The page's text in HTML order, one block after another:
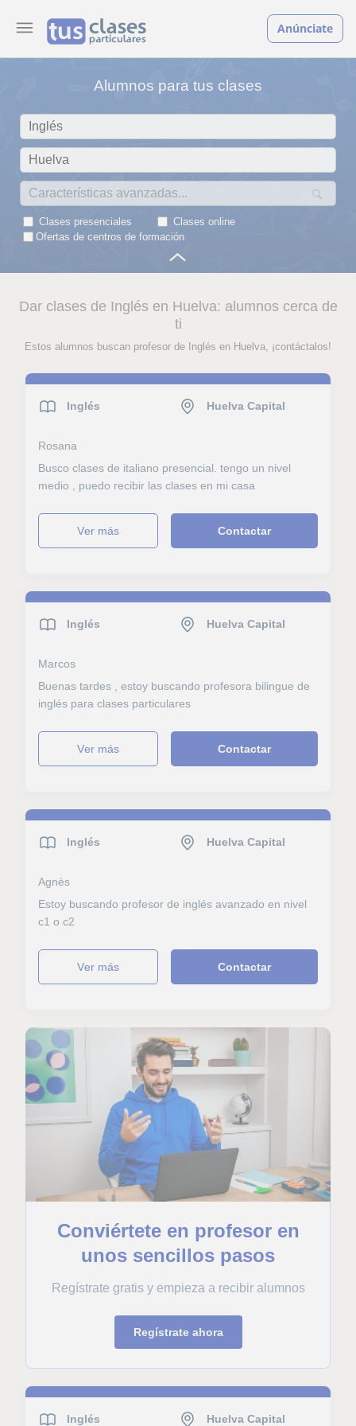
Anúnciate
Alumnos para tus clases
Clases presenciales
Clases online
Ofertas de centros de formación
Dar clases de Inglés en Huelva: alumnos cerca de
ti
Estos alumnos buscan profesor de Inglés en Huelva, ¡contáctalos!
Inglés Huelva Capital
Rosana
Busco clases de italiano presencial. tengo un nivel
medio , puedo recibir las clases en mi casa
ver más Contactar
Inglés Huelva Capital
Marcos
Buenas tardes , estoy buscando profesora bilingue de
inglés para clases particulares
ver más Contactar
Inglés Huelva Capital
Agnès
Estoy buscando profesor de inglés avanzado en nivel
c1 o c2
ver más Contactar
Conviértete en profesor en
unos sencillos pasos
Regístrate gratis y empieza a recibir alumnos
Regístrate ahora
Inglés Huelva Capital